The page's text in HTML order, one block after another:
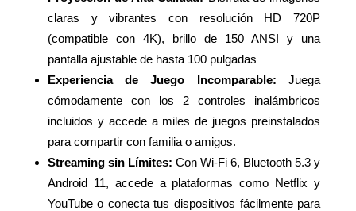
claras y vibrantes con resolución HD 720P
(compatible con 4K), brillo de 150 ANSI y una
pantalla ajustable de hasta 100 pulgadas
Experiencia de Juego Incomparable: Juega
cómodamente con los 2 controles inalámbricos
incluidos y accede a miles de juegos preinstalados
para compartir con familia o amigos.
Streaming sin Límites: Con Wi-Fi 6, Bluetooth 5.3 y
Android 11, accede a plataformas como Netflix y
YouTube o conecta tus dispositivos fácilmente para